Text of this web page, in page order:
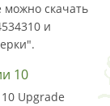
скачать
и
10
Upgrade